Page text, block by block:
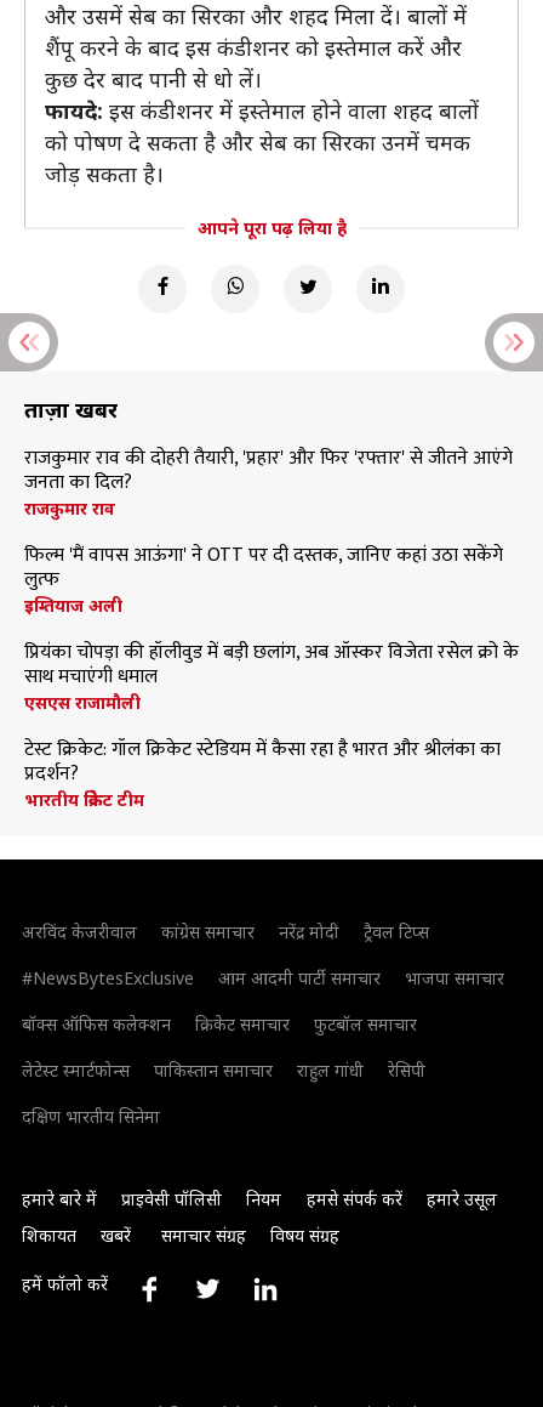
और उसमें सेब का सिरका और शहद मिला दें। बालों में
शैंपू करने के बाद इस कंडीशनर को इस्तेमाल करें और
कुछ देर बाद पानी से धो लें।
फायदे: इस कंडीशनर में इस्तेमाल होने वाला शहद बालों
को पोषण दे सकता है और सेब का सिरका उनमें चमक
जोड़ सकता है।
आपने पूरा पढ़ लिया है
ताज़ा खबरें
राजकुमार राव की दोहरी तैयारी, 'प्रहार' और फिर 'रफ्तार' से जीतने आएंगे
जनता का दिल?
राजकुमार राव
फिल्म 'मैं वापस आऊंगा' ने OTT पर दी दस्तक, जानिए कहां उठा सकेंगे
लुत्फ
इम्तियाज अली
प्रियंका चोपड़ा की हॉलीवुड में बड़ी छलांग, अब ऑस्कर विजेता रसेल क्रो के
साथ मचाएंगी धमाल
एसएस राजामौली
टेस्ट क्रिकेट: गॉल क्रिकेट स्टेडियम में कैसा रहा है भारत और श्रीलंका का
प्रदर्शन?
भारतीय क्रिकेट टीम
अरविंद केजरीवाल कांग्रेस समाचार नरेंद्र मोदी
ट्रैवल टिप्स
#NewsBytesExclusive
आम आदमी पार्टी समाचार
भाजपा समाचार
बॉक्स ऑफिस कलेक्शन
क्रिकेट समाचार
फुटबॉल समाचार
लेटेस्ट स्मार्टफोन्स
पाकिस्तान समाचार राहुल गांधी
रेसिपी
दक्षिण भारतीय सिनेमा
हमारे बारे में प्राइवेसी पॉलिसी नियम हमसे संपर्क करें
हमारे उसूल
शिकायत
खबरें समाचार संग्रह विषय संग्रह
हमें फॉलो करें